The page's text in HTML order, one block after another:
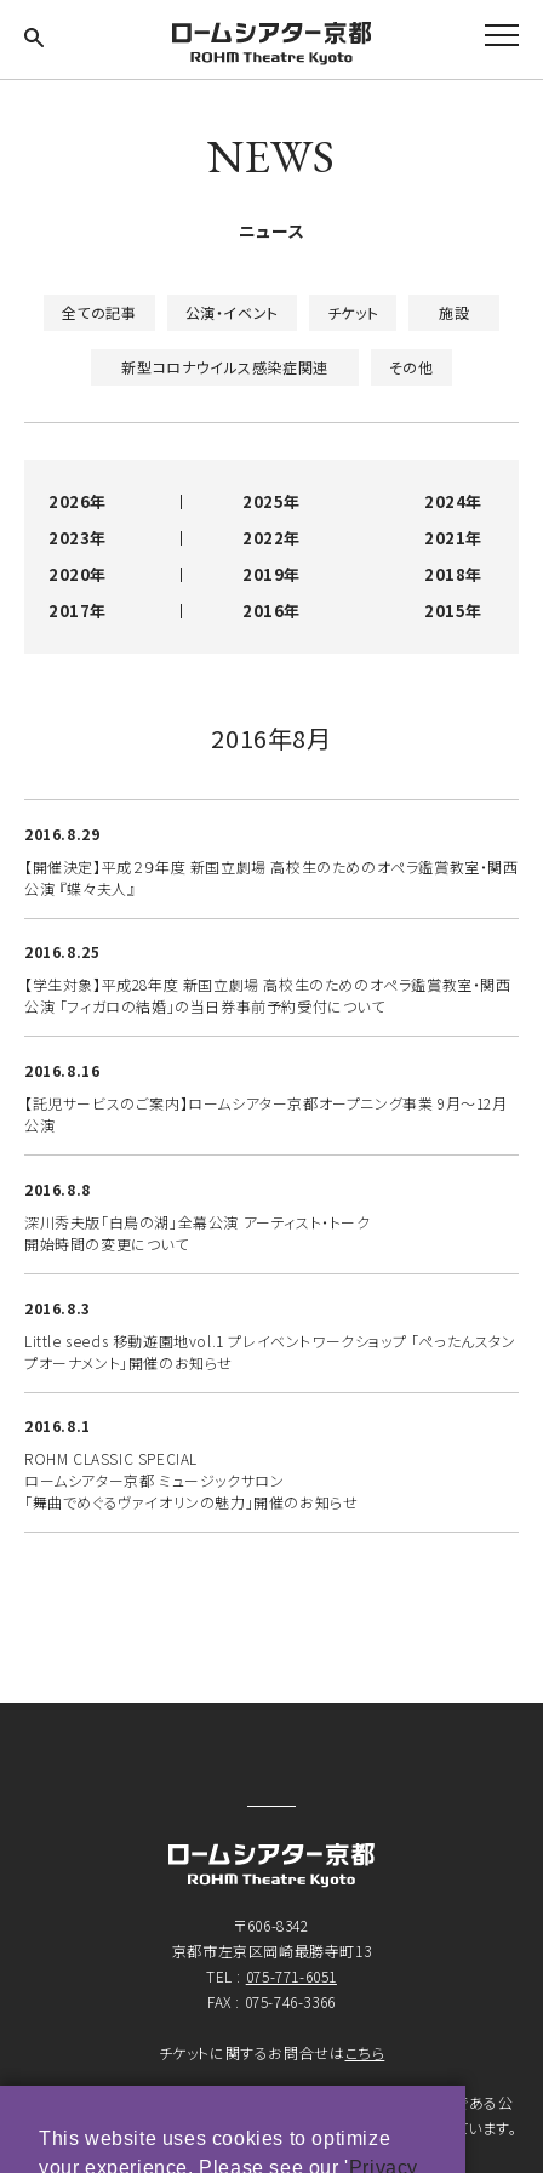
NEWS
ニュース
全ての記事 公演・イベント チケット 施設
新型コロナウイルス感染症関連 その他
2026年 2025年
2024年
2023年
2022年
2021年
2020年
2019年
2018年
2017年
2016年 2015年
2016年8月
2016.8.29
【開催決定】平成２９年度 新国立劇場 高校生のためのオペラ鑑賞教室・関西
公演 『蝶々夫人』
2016.8.25
【学生対象】平成28年度 新国立劇場 高校生のためのオペラ鑑賞教室・関西
公演 「フィガロの結婚」の当日券事前予約受付について
2016.8.16
【託児サービスのご案内】ロームシアター京都オープニング事業 9月～12月
公演
2016.8.8
深川秀夫版「白鳥の湖」全幕公演 アーティスト・トーク
開始時間の変更について
2016.8.3
Little seeds 移動遊園地vol.1 プレイベントワークショップ 「ぺったんスタン
プオーナメント」開催のお知らせ
2016.8.1
ROHM CLASSIC SPECIAL
ロームシアター京都 ミュージックサロン
「舞曲でめぐるヴァイオリンの魅力」開催のお知らせ
〒606-8342
京都市左京区岡崎最勝寺町13
TEL : 075-771-6051
FAX : 075-746-3366
チケットに関するお問合せはこちら
京都市が設置したロームシアター京都（京都会館）は、指定管理者である公
益財団法人京都市音楽芸術文化振興財団が管理・運営をおこなっています。
This website uses cookies to optimize
your experience. Please see our ' Privacy